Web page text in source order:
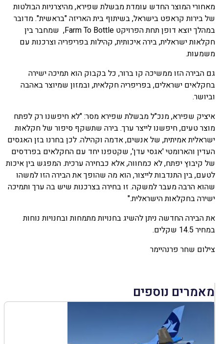
מאחורי המוצר החדש עומדת מבשלת שפירא, מהיצרניות הבולטות
של בירות קראפט בישראל, בשיתוף בית האריזה "בראשית". מדובר
במהלך יוצא דופן תחת הפרויקט Farm To Bottle, שמחבר בין
חקלאות ישראלית, בירה איכותית, קהילות בפריפריה וצרכנות עם
משמעות.
גם הבירה הזו ממשיכה קו ברור, כל בקבוק הוא תמיכה ישירה
בחקלאים ישראלים, בפריפריה חקלאית, ובמזון שמיוצר באהבה
וביושר.
איציק שפירא, מנכ"ל מבשלת שפירא מסר: "לא חיפשנו רק לפתח
מוצר טעים, חיפשנו לייצר ערך. בירה שתשקף סיפור של חקלאות
ישראלית אמיתית, של אנשים, אדמה וקהילה. לכן בחרנו בזן האגסים
העדין והארומטי 'אגסי עדן', שקטפנו יחד עם החקלאים בפרדסים
של קיבוץ יפתח, לא כמחווה, אלא כבחירה ערכית. המפגש בין איכות
לטעם, בין התנדבות לייצור, הוא מה שהופך את הבירה הזו למשהו
שהוא הרבה מעבר למשקה. זו בחירה בצרכנות שיש בה ערך ותמיכה
ישירה בחקלאות הישראלית."
את הבירה החדשה ניתן להשיג בחנויות מתמחות ובחנויות נוחות
במחיר 14.5 שקלים.
צילום שחר פרנהיימר
מאמרים נוספים